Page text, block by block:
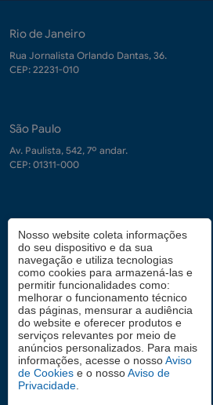
Rio de Janeiro
Rua Jornalista Orlando Dantas, 36.
CEP: 22231-010
São Paulo
Av. Paulista, 542, 7º andar.
CEP: 01311-000
Contrate-nos
demanda.conhecimento@fgv.br
+ 55 (21) 3799-6066
Atendimento aos candidatos
0800 2834628
Nosso website coleta informações
do seu dispositivo e da sua
navegação e utiliza tecnologias
como cookies para armazená-las e
permitir funcionalidades como:
melhorar o funcionamento técnico
das páginas, mensurar a audiência
do website e oferecer produtos e
serviços relevantes por meio de
anúncios personalizados. Para mais
informações, acesse o nossoAviso
de Cookies e o nossoAviso de
Privacidade